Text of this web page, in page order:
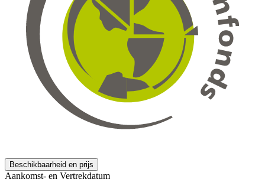
Beschikbaarheid en prijs
Aankomst- en Vertrekdatum